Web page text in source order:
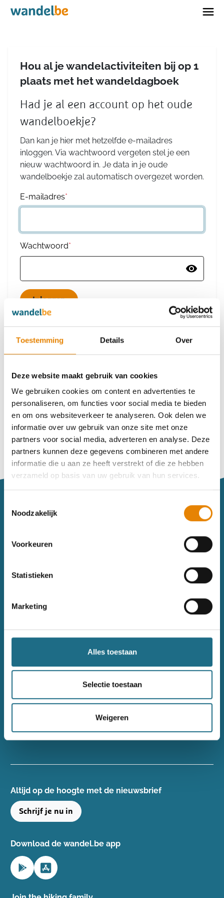
Toestemming Details Over
Deze website maakt gebruik van cookies
We gebruiken cookies om content en advertenties te
personaliseren, om functies voor social media te bieden
en om ons websiteverkeer te analyseren. Ook delen we
informatie over uw gebruik van onze site met onze
partners voor social media, adverteren en analyse. Deze
partners kunnen deze gegevens combineren met andere
informatie die u aan ze heeft verstrekt of die ze hebben
verzameld op basis van uw gebruik van hun services.
Noodzakelijk
Voorkeuren
Statistieken
Marketing
Alles toestaan
Selectie toestaan
Weigeren
Home
Hou al je wandelactiviteiten bij op 1
plaats met het wandeldagboek
Had je al een account op het oude
wandelboekje?
Dan kan je hier met hetzelfde e-mailadres
inloggen. Via wachtwoord vergeten stel je een
nieuw wachtwoord in. Je data in je oude
wandelboekje zal automatisch overgezet worden.
E-mailadres*
Wachtwoord*
Heb je nog geen account?
Maak dan een nieuw account aan
Maak een nieuw account aan
Vind je je weg niet goed in het wandeldagboek?
Raadpleeg dan hier de handleiding.
Wandelinspiratie
Gezondheid
+32(0)50 40 51 40
info@wandelsport.be
BE 0643 481 073
Altijd op de hoogte ​met de nieuwsbrief
Schrijf je nu in
Download de wandel.be app